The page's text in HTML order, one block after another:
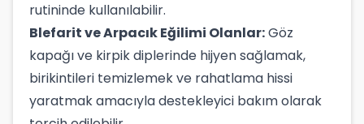
rutininde kullanılabilir.
Blefarit ve Arpacık Eğilimi Olanlar:Göz
kapağı ve kirpik diplerinde hijyen sağlamak,
birikintileri temizlemek ve rahatlama hissi
yaratmak amacıyla destekleyici bakım olarak